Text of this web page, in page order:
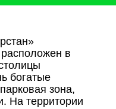
расположен в
богатые
зона,
На территории